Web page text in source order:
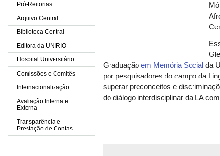
Pró-Reitorias
Arquivo Central
Biblioteca Central
Editora da UNIRIO
Hospital Universitário
Comissões e Comitês
Internacionalização
Avaliação Interna e
Externa
Transparência e
Prestação de Contas
Graduação em Memória Social da
por pesquisadores do campo da
superar preconceitos e
do diálogo interdisciplinar da LA